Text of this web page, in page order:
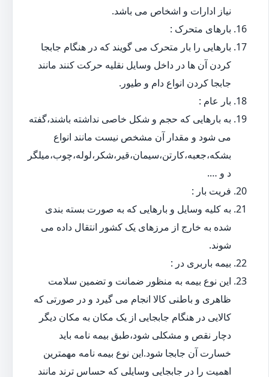
نیاز ادارات و اشخاص می باشد.
بارهای متحرک :
بارهایی را بار متحرک می گویند که در هنگام جابجا
کردن آن ها در داخل وسایل نقلیه حرکت کنند مانند
جابجا کردن انواع دام و طیور.
بار عام :
به بارهایی که حجم و شکل خاصی نداشته باشند،گفته
می شود و مقدار آن مشخص نیست مانند انواع
بشکه،جعبه،کارتن،سیمان،قیر،شکر،لوله،چوب،میلگر
د و ….
فریت بار :
به کلیه وسایل و بارهایی که به صورت بسته بندی
شده به خارج از مرزهای یک کشور انتقال داده می
شوند.
بیمه باربری در :
این نوع بیمه به منظور ضمانت و تضمین سلامت
ظاهری و باطنی کالا انجام می گیرد و در صورتی که
کالایی در هنگام جابجایی از یک مکان به مکان دیگر
دچار نقص و مشکلی شود،طبق بیمه نامه باید
خسارت آن جابجا شود.این نوع بیمه نامه مهمترین
اهمیت را در جابجایی وسایلی که حساس ترند مانند